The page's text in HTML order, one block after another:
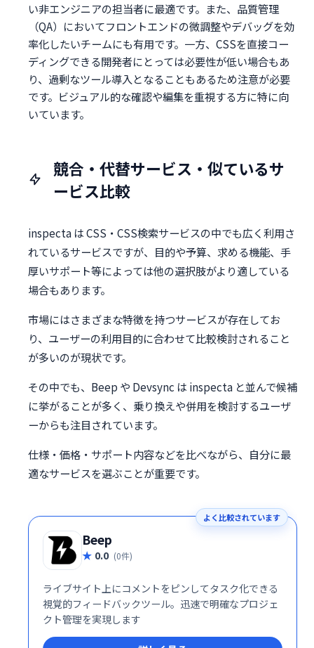
い非エンジニアの担当者に最適です。また、品質管理
（QA）においてフロントエンドの微調整やデバッグを効
率化したいチームにも有用です。一方、CSSを直接コー
ディングできる開発者にとっては必要性が低い場合もあ
り、過剰なツール導入となることもあるため注意が必要
です。ビジュアル的な確認や編集を重視する方に特に向
いています。
競合・代替サービス・似ているサ
ービス比較
inspecta は CSS・CSS検索サービスの中でも広く利用さ
れているサービスですが、目的や予算、求める機能、手
厚いサポート等によっては他の選択肢がより適している
場合もあります。
市場にはさまざまな特徴を持つサービスが存在してお
り、ユーザーの利用目的に合わせて比較検討されること
が多いのが現状です。
その中でも、Beep や Devsync は inspecta と並んで候補
に挙がることが多く、乗り換えや併用を検討するユーザ
ーからも注目されています。
仕様・価格・サポート内容などを比べながら、自分に最
適なサービスを選ぶことが重要です。
よく比較されています
Beep
0.0 (0件)
ライブサイト上にコメントをピンしてタスク化できる
視覚的フィードバックツール。迅速で明確なプロジェ
クト管理を実現します